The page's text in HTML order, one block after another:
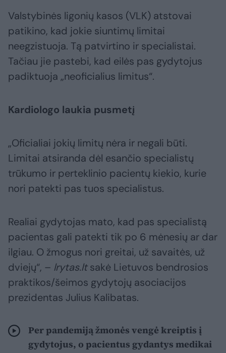
Valstybinės ligonių kasos (VLK) atstovai
patikino, kad jokie siuntimų limitai
neegzistuoja. Tą patvirtino ir specialistai.
Tačiau jie pastebi, kad eilės pas gydytojus
padiktuoja „neoficialius limitus“.
Kardiologo laukia pusmetį
„Oficialiai jokių limitų nėra ir negali būti.
Limitai atsiranda dėl esančio specialistų
trūkumo ir perteklinio pacientų kiekio, kurie
nori patekti pas tuos specialistus.
Realiai gydytojas mato, kad pas specialistą
pacientas gali patekti tik po 6 mėnesių ar dar
ilgiau. O žmogus nori greitai, už savaitės, už
dviejų“, – lrytas.ltsakė Lietuvos bendrosios
praktikos/šeimos gydytojų asociacijos
prezidentas Julius Kalibatas.
Per pandemiją žmonės vengė kreiptis į
gydytojus, o pacientus gydantys medikai